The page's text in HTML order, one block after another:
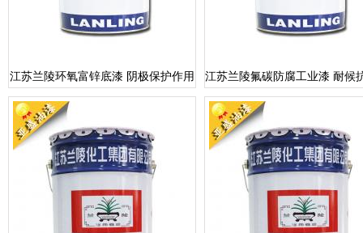
江苏兰陵环氧富锌底漆 阴极保护作用 江苏兰陵氟碳防腐工业漆 耐候